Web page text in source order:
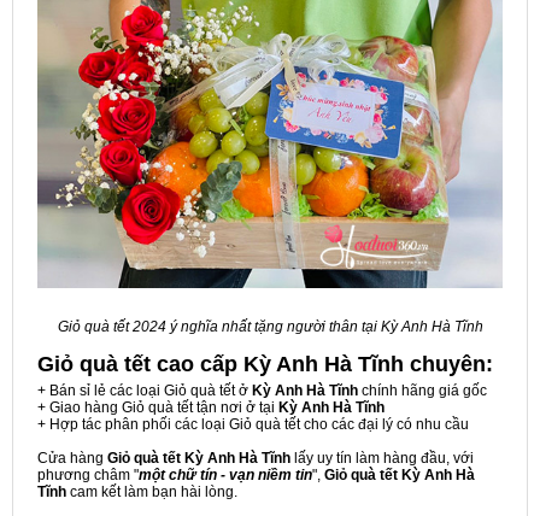
Giỏ quà tết 2024 ý nghĩa nhất tặng người thân tại Kỳ Anh Hà Tĩnh
Giỏ quà tết cao cấp Kỳ Anh Hà Tĩnh chuyên:
+ Bán sỉ lẻ các loại Giỏ quà tết ở Kỳ Anh Hà Tĩnh chính hãng giá gốc
+ Giao hàng Giỏ quà tết tận nơi ở tại Kỳ Anh Hà Tĩnh
+ Hợp tác phân phối các loại Giỏ quà tết cho các đại lý có nhu cầu
Cửa hàng Giỏ quà tết Kỳ Anh Hà Tĩnh lấy uy tín làm hàng đầu, với
phương châm "một chữ tín - vạn niềm tin", Giỏ quà tết Kỳ Anh Hà
Tĩnh cam kết làm bạn hài lòng.